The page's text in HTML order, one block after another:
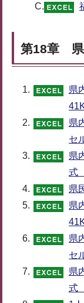
C.
第18章 県
県
県
セ
県
式
県
県
県
セ
県
式